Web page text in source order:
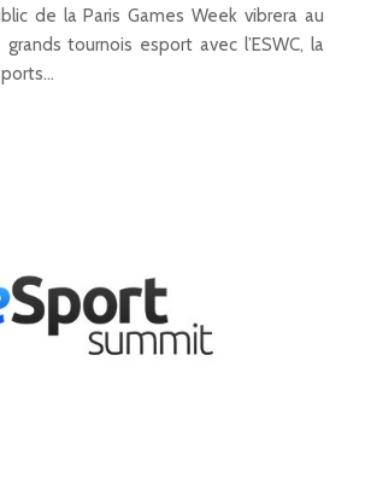
de la Paris Games Week vibrera au
tournois esport avec l’ESWC, la